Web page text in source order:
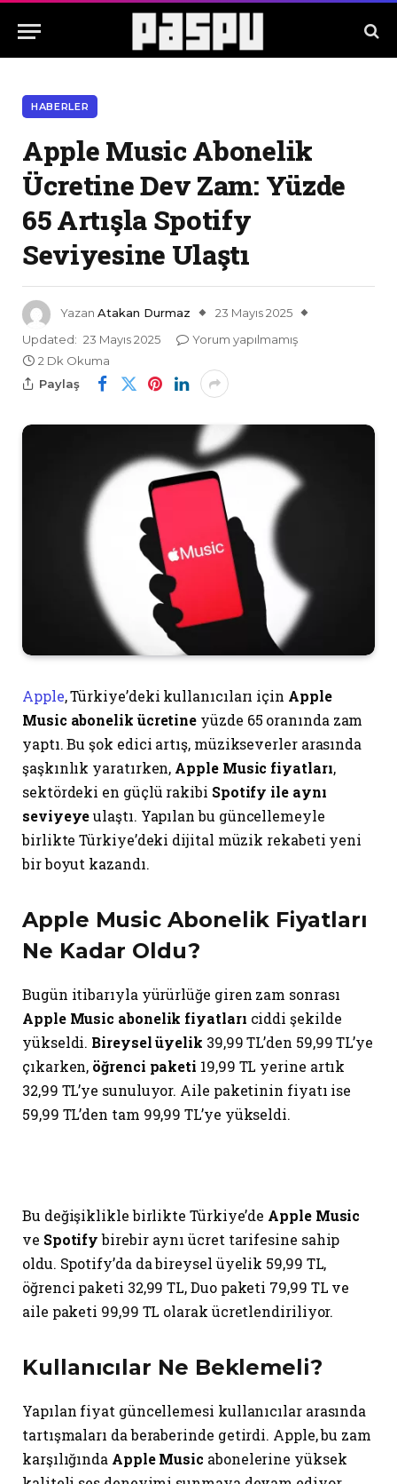
HABERLER
Apple Music Abonelik
Ücretine Dev Zam: Yüzde
65 Artışla Spotify
Seviyesine Ulaştı
Yazan Atakan Durmaz
23 Mayıs 2025
Updated: 23 Mayıs 2025
Yorum yapılmamış
2 Dk Okuma
Paylaş
Apple, Türkiye’deki kullanıcıları için Apple
Music abonelik ücretine yüzde 65 oranında zam
yaptı. Bu şok edici artış, müzikseverler arasında
şaşkınlık yaratırken, Apple Music fiyatları,
sektördeki en güçlü rakibi Spotify ile aynı
seviyeyeulaştı. Yapılan bu güncellemeyle
birlikte Türkiye’deki dijital müzik rekabeti yeni
bir boyut kazandı.
Apple Music Abonelik Fiyatları
Ne Kadar Oldu?
Bugün itibarıyla yürürlüğe giren zam sonrası
Apple Music abonelik fiyatları ciddi şekilde
yükseldi. Bireysel üyelik 39,99 TL’den 59,99 TL’ye
çıkarken, öğrenci paketi 19,99 TL yerine artık
32,99 TL’ye sunuluyor. Aile paketinin fiyatı ise
59,99 TL’den tam 99,99 TL’ye yükseldi.
Bu değişiklikle birlikte Türkiye’de Apple Music
ve Spotifybirebir aynı ücret tarifesine sahip
oldu. Spotify’da da bireysel üyelik 59,99 TL,
öğrenci paketi 32,99 TL, Duo paketi 79,99 TL ve
aile paketi 99,99 TL olarak ücretlendiriliyor.
Kullanıcılar Ne Beklemeli?
Yapılan fiyat güncellemesi kullanıcılar arasında
tartışmaları da beraberinde getirdi. Apple, bu zam
karşılığında Apple Music abonelerine yüksek